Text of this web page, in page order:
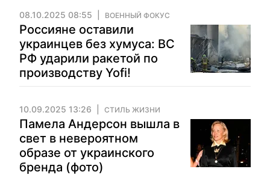
08.10.2025 08:55 ВОЕННЫЙ ФОКУС
Россияне оставили
украинцев без хумуса: ВС
РФ ударили ракетой по
производству Yofi!
10.09.2025 13:26 СТИЛЬ ЖИЗНИ
Памела Андерсон вышла в
свет в невероятном
образе от украинского
бренда (фото)